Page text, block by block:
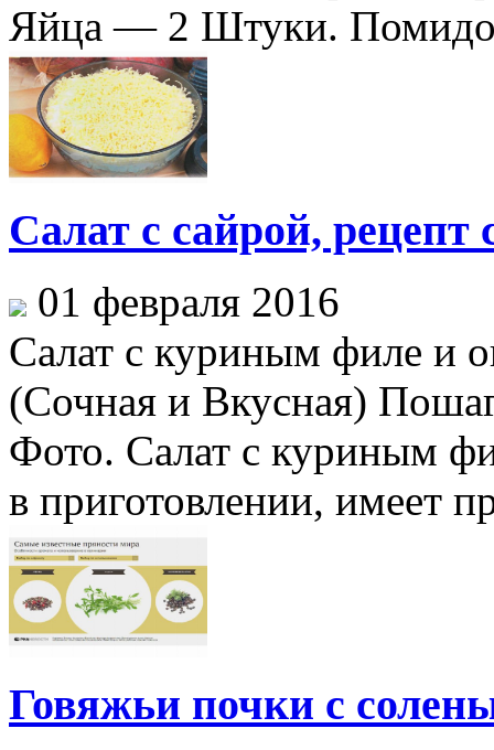
Яйца — 2 Штуки.
Салат с сайрой, рецепт
01 февраля 2016
Салат с куриным филе и
(Сочная и Вкусная)
Фото. Салат с куриным
в приготовлении, имеет
Говяжьи почки с